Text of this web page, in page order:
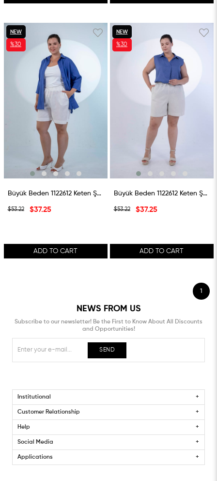
Büyük Beden 1122612 Keten Şort Ekru
$37.25
$53.22
ADD TO CART
NEW
ITEM
%30
Büyük Beden 1122612 Keten Şort Bej
$37.25
$53.22
ADD TO CART
NEW
ITEM
%30
1
NEWS FROM US
Subscribe to our newsletter! Be the First to Know About All Discounts
and Opportunities!
SEND
Institutional
Customer Relationship
Help
Social Media
Applications